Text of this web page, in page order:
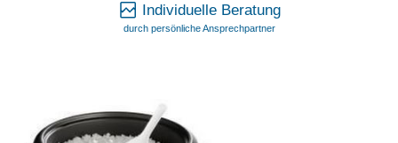
Individuelle Beratung
durch persönliche Ansprechpartner